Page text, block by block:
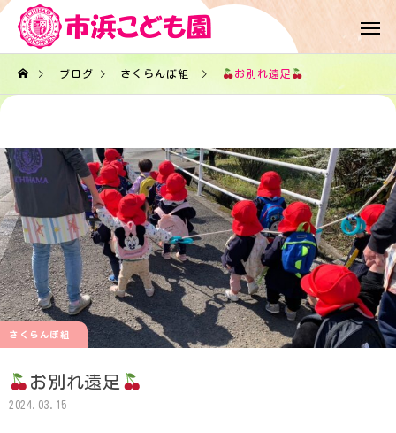
ブログ さくらんぼ組 お別れ遠足
さくらんぼ組
お別れ遠足
2024.03.15